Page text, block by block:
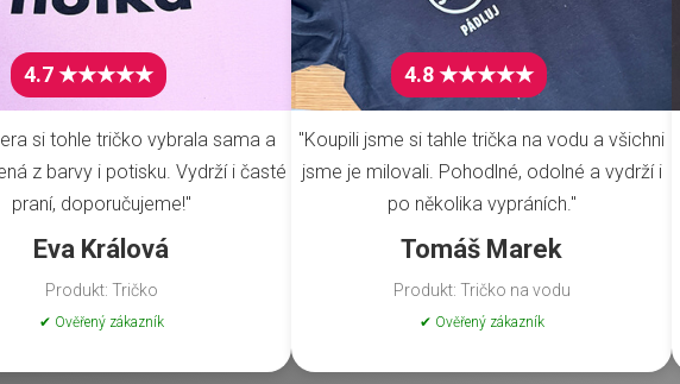
4.7 ★★★★★
si tohle tričko vybrala sama a
z barvy i potisku. Vydrží i časté
praní, doporučujeme!"
Eva Králová
Produkt: Tričko
✔ Ověřený zákazník
4.8 ★★★★★
"Koupili jsme si tahle trička na vodu a všichni
jsme je milovali. Pohodlné, odolné a vydrží i
po několika vypráních."
Tomáš Marek
Produkt: Tričko na vodu
✔ Ověřený zákazník